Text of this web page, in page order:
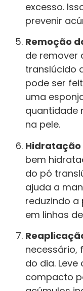
excesso.
prevenir
Remoção
de remover
translúcido
pode ser
uma
quantidade
na pele.
Hidratação
bem
do pó
ajuda a
reduzindo
em linhas
necessário,
do dia.
compacto